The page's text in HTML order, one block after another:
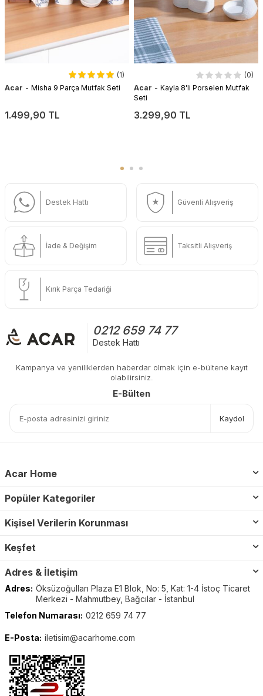
(1)
Acar - Misha 9 Parça Mutfak Seti
1.499,90 TL
(0)
Acar - Kayla 8'li Porselen Mutfak
Seti
3.299,90 TL
Destek Hattı Güvenli Alışveriş
İade & Değişim Taksitli Alışveriş
Kırık Parça Tedariği
0212 659 74 77
Destek Hattı
Kampanya ve yeniliklerden haberdar olmak için e-bültene kayıt
olabilirsiniz.
E-Bülten
Kaydol
Acar Home
Popüler Kategoriler
Kişisel Verilerin Korunması
Keşfet
Adres & İletişim
Adres: Öksüzoğulları Plaza E1 Blok, No: 5, Kat: 1-4 İstoç Ticaret
Merkezi - Mahmutbey, Bağcılar - İstanbul
Telefon Numarası: 0212 659 74 77
E-Posta: iletisim@acarhome.com